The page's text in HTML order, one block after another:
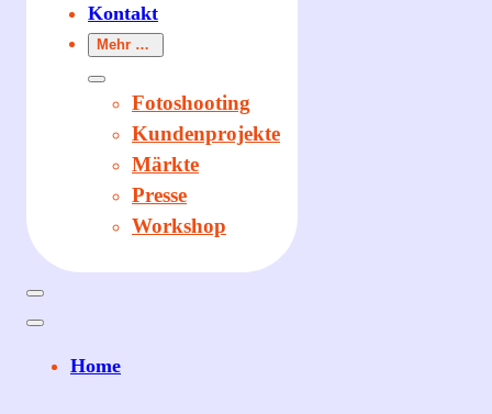
Kontakt
Mehr …
Fotoshooting
Kundenprojekte
Märkte
Presse
Workshop
Home